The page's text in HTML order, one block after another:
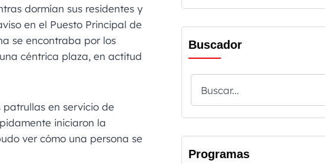
dormían sus residentes y
en el Puesto Principal de
se encontraba por los
céntrica plaza, en actitud
patrullas en servicio de
iniciaron la
ver cómo una persona se
Buscador
Programas